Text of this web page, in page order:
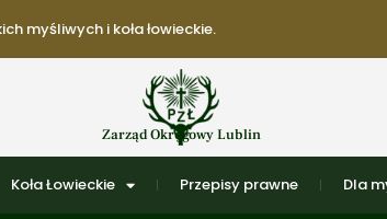
myśliwych i koła łowieckie.
Zarząd Okręgowy Lublin
Koła Łowieckie Przepisy prawne Dla